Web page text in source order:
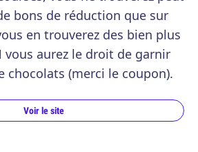
bons de réduction que sur
en trouverez des bien plus
vous aurez le droit de garnir
chocolats (merci le coupon).
Voir le site